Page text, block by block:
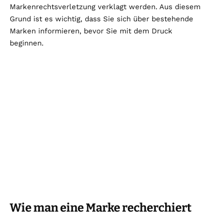
Markenrechtsverletzung verklagt werden. Aus diesem
Grund ist es wichtig, dass Sie sich über bestehende
Marken informieren, bevor Sie mit dem Druck
beginnen.
Wie man eine Marke recherchiert